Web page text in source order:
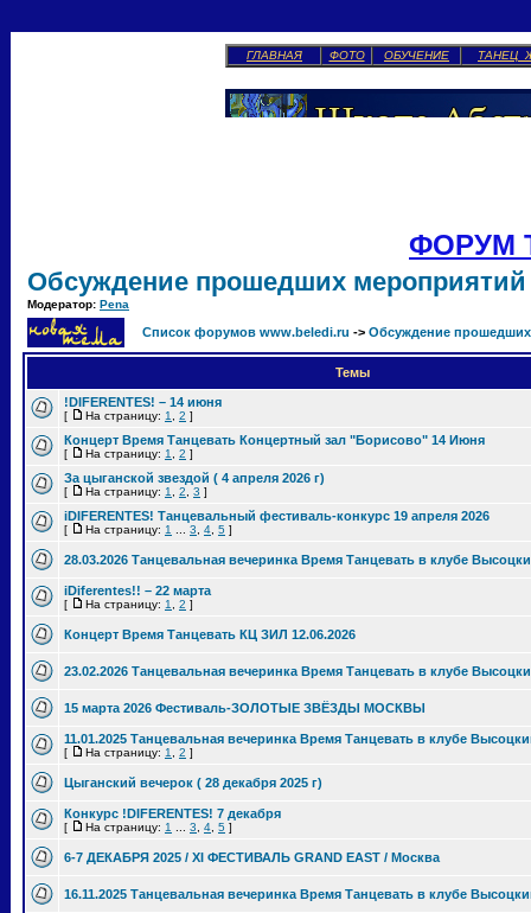
ГЛАВНАЯ ФОТО ОБУЧЕНИЕ ТАНЕЦ
ФОРУМ
Обсуждение прошедших мероприятий
Модератор: Pena
Список форумов www.beledi.ru -> Обсуждение
Темы
!DIFERENTES! – 14 июня
[ На страницу: 1 2 ]
Концерт Время Танцевать Концертный зал "Борисово" 14 Июня
[ На страницу: 1 2 ]
За цыганской звездой ( 4 апреля 2026 г)
[ На страницу: 1 2 3 ]
iDIFERENTES! Танцевальный фестиваль-конкурс 19 апреля 2026
[ На страницу: 1 3 4 5 ]
28.03.2026 Танцевальная вечеринка Время Танцевать в клубе
iDiferentes!! – 22 марта
[ На страницу: 1 2 ]
Концерт Время Танцевать КЦ ЗИЛ 12.06.2026
23.02.2026 Танцевальная вечеринка Время Танцевать в клубе
15 марта 2026 Фестиваль-ЗОЛОТЫЕ ЗВЁЗДЫ МОСКВЫ
11.01.2025 Танцевальная вечеринка Время Танцевать в клубе
[ На страницу: 1 2 ]
Цыганский вечерок ( 28 декабря 2025 г)
Конкурс !DIFERENTES! 7 декабря
[ На страницу: 1 3 4 5 ]
6-7 ДЕКАБРЯ 2025 / XI ФЕСТИВАЛЬ GRAND EAST / Москва
16.11.2025 Танцевальная вечеринка Время Танцевать в клубе